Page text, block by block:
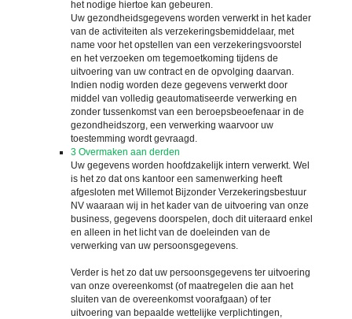
het nodige hiertoe kan gebeuren.
Uw gezondheidsgegevens worden verwerkt in het kader
van de activiteiten als verzekeringsbemiddelaar, met
name voor het opstellen van een verzekeringsvoorstel
en het verzoeken om tegemoetkoming tijdens de
uitvoering van uw contract en de opvolging daarvan.
Indien nodig worden deze gegevens verwerkt door
middel van volledig geautomatiseerde verwerking en
zonder tussenkomst van een beroepsbeoefenaar in de
gezondheidszorg, een verwerking waarvoor uw
toestemming wordt gevraagd.
3 Overmaken aan derden
Uw gegevens worden hoofdzakelijk intern verwerkt. Wel
is het zo dat ons kantoor een samenwerking heeft
afgesloten met Willemot Bijzonder Verzekeringsbestuur
NV waaraan wij in het kader van de uitvoering van onze
business, gegevens doorspelen, doch dit uiteraard enkel
en alleen in het licht van de doeleinden van de
verwerking van uw persoonsgegevens.
Verder is het zo dat uw persoonsgegevens ter uitvoering
van onze overeenkomst (of maatregelen die aan het
sluiten van de overeenkomst voorafgaan) of ter
uitvoering van bepaalde wettelijke verplichtingen,